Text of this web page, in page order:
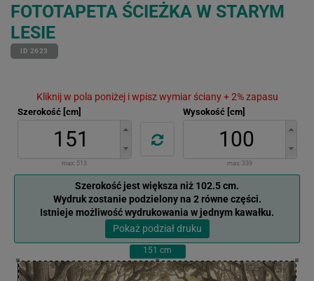
FOTOTAPETA ŚCIEŻKA W STARYM
LESIE
ID 2623
Kliknij w pola poniżej i wpisz wymiar ściany + 2% zapasu
Szerokość [cm]
max: 513
Wysokość [cm]
max: 339
Szerokość jest większa niż 102.5 cm.
Wydruk zostanie podzielony na 2 równe części.
Istnieje możliwość wydrukowania w jednym kawałku.
Pokaż podział druku
151 cm